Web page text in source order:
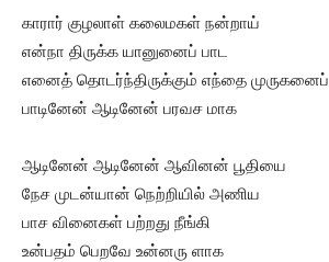
காரார் குழலாள் கலைமகள் நன்றாய்
என்நா திருக்க யானுனைப் பாட
எனைத் தொடர்ந்திருக்கும் எந்தை முருகனைப்
பாடினேன் ஆடினேன் பரவச மாக
ஆடினேன் ஆடினேன் ஆவினன் பூதியை
நேச முடன்யான் நெற்றியில் அணிய
பாச வினைகள் பற்றது நீங்கி
உன்பதம் பெறவே உன்னரு ளாக